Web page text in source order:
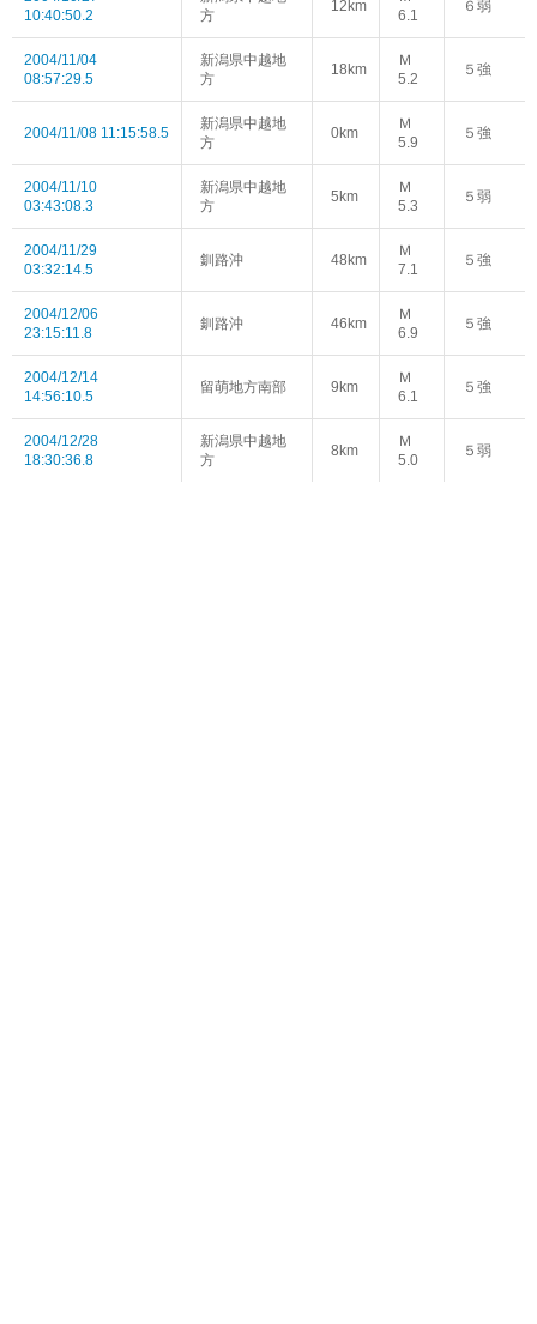
10:40:50.2
方
12km
6.1
６弱
2004/11/04
08:57:29.5
新潟県中越地
方
18km
Ｍ
5.2
５強
2004/11/08 11:15:58.5
新潟県中越地
方
0km
Ｍ
5.9
５強
2004/11/10
03:43:08.3
新潟県中越地
方
5km
Ｍ
5.3
５弱
2004/11/29
03:32:14.5
釧路沖 48km
Ｍ
7.1
５強
2004/12/06
23:15:11.8
釧路沖 46km
Ｍ
6.9
５強
2004/12/14
14:56:10.5
留萌地方南部 9km
Ｍ
6.1
５強
2004/12/28
18:30:36.8
新潟県中越地
方
8km
Ｍ
5.0
５弱